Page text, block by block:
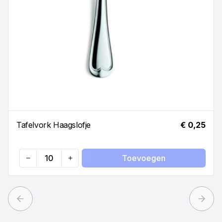
Tafelvork Haagslofje € 0,25
Quantity
Toevoegen
Previous slide Next